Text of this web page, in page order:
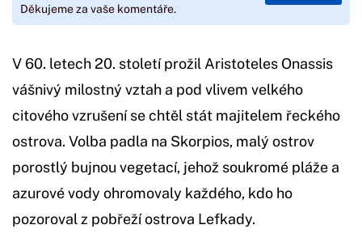
Děkujeme za vaše komentáře.
V 60. letech 20. století prožil Aristoteles Onassis
vášnivý milostný vztah a pod vlivem velkého
citového vzrušení se chtěl stát majitelem řeckého
ostrova. Volba padla na Skorpios, malý ostrov
porostlý bujnou vegetací, jehož soukromé pláže a
azurové vody ohromovaly každého, kdo ho
pozoroval z pobřeží ostrova Lefkady.